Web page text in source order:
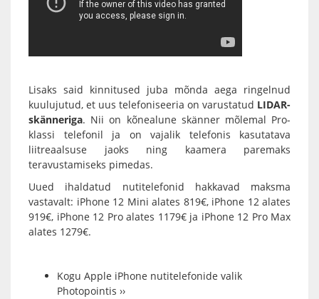
Lisaks said kinnitused juba mõnda aega ringelnud
kuulujutud, et uus telefoniseeria on varustatud LIDAR-
skänneriga. Nii on kõnealune skänner mõlemal Pro-
klassi telefonil ja on vajalik telefonis kasutatava
liitreaalsuse jaoks ning kaamera paremaks
teravustamiseks pimedas.
Uued ihaldatud nutitelefonid hakkavad maksma
vastavalt: iPhone 12 Mini alates 819€, iPhone 12 alates
919€, iPhone 12 Pro alates 1179€ ja iPhone 12 Pro Max
alates 1279€.
Kogu Apple iPhone nutitelefonide valik
Photopointis ››